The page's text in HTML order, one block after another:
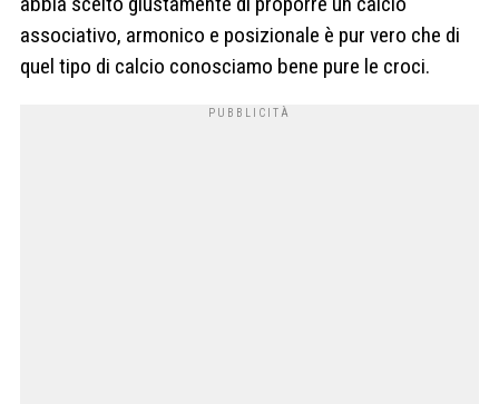
associativo, armonico e posizionale è pur vero che di
quel tipo di calcio conosciamo bene pure le croci.